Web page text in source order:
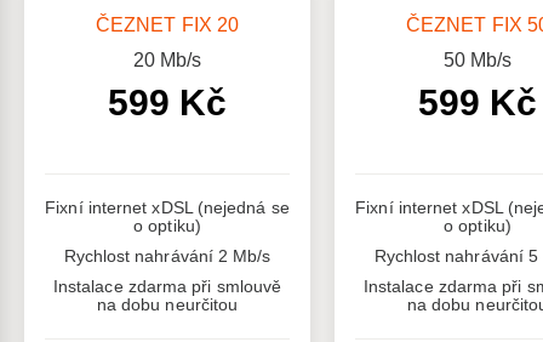
ČEZNET FIX 20
20Mb/s
599 Kč
Fixní internet xDSL (nejedná se
o optiku)
Rychlost nahrávání 2 Mb/s
Instalace zdarma při smlouvě
na dobu neurčitou
ČEZNET FIX
50Mb/s
599 Kč
Fixní internet xDSL
o optiku)
Rychlost nahrávání 5
Instalace zdarma při
na dobu